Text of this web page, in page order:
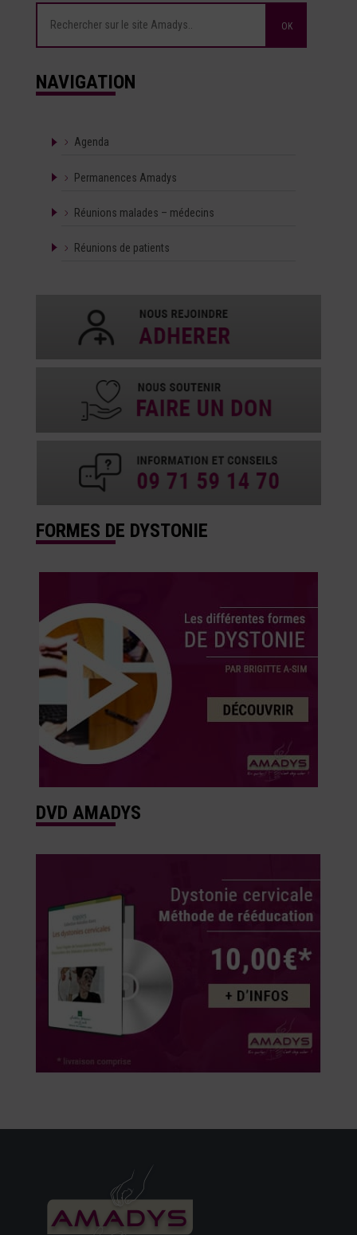
NAVIGATION
Agenda
Permanences Amadys
Réunions malades – médecins
Réunions de patients
FORMES DE DYSTONIE
DVD AMADYS